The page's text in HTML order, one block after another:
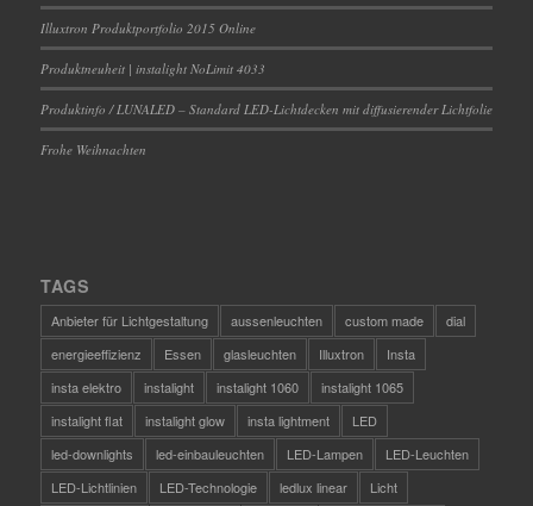
Illuxtron Produktportfolio 2015 Online
Produktneuheit | instalight NoLimit 4033
Produktinfo / LUNALED – Standard LED-Lichtdecken mit diffusierender Lichtfolie
Frohe Weihnachten
TAGS
Anbieter für Lichtgestaltung aussenleuchten custom made
dial
energieeffizienz
Essen glasleuchten Illuxtron
Insta
insta elektro
instalight instalight 1060
instalight 1065
instalight flat
instalight glow insta lightment
LED
led-downlights
led-einbauleuchten LED-Lampen
LED-Leuchten
LED-Lichtlinien
LED-Technologie ledlux linear
Licht